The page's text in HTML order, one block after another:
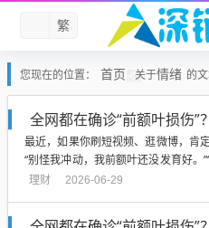
繁
您现在的位置： 首页 关于情绪 的
全网都在确诊“前额叶损伤”
最近，如果你刷短视频、逛微博，肯
“别怪我冲动，我前额叶还没发育好
薪休假。”“建议把前额叶纳入择偶标
理财 2026-06-29